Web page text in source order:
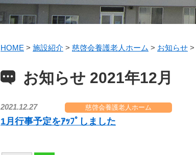
HOME > 施設紹介 > 慈啓会養護老人ホーム > お知らせ >
お知らせ 2021年12月
2021.12.27 慈啓会養護老人ホーム
1月行事予定をｱｯﾌﾟしました